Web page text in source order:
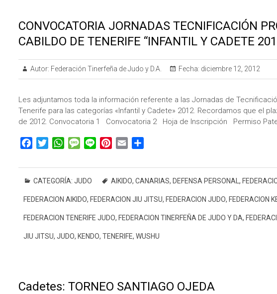
CONVOCATORIA JORNADAS TECNIFICACIÓN
CABILDO DE TENERIFE “INFANTIL Y CADETE
Autor: Federación Tinerfeña de Judo y D.A. Fecha: diciembre 12, 2012
Les adjuntamos toda la información referente a las Jornadas de
Tenerife para las categorías «Infantil y Cadete» 2012. Recordamos que el
de 2012. Convocatoria 1 Convocatoria 2 Hoja de Inscripción Permiso
c
e
o
o
i
t
e
r
W
a
t
A
p
M
s
s
g
e
n
n
t
r
e
t
a
i
m
p
r
t
r
CATEGORÍA: JUDO AIKIDO, CANARIAS, DEFENSA PERSONAL ,
FEDERACION AIKIDO, FEDERACION JIU JITSU, FEDERACION JUDO, FEDERACION
FEDERACION TENERIFE JUDO, FEDERACION TINERFEÑA DE JUDO Y DA,
JIU JITSU, JUDO, KENDO, TENERIFE, WUSHU
Cadetes: TORNEO SANTIAGO OJEDA